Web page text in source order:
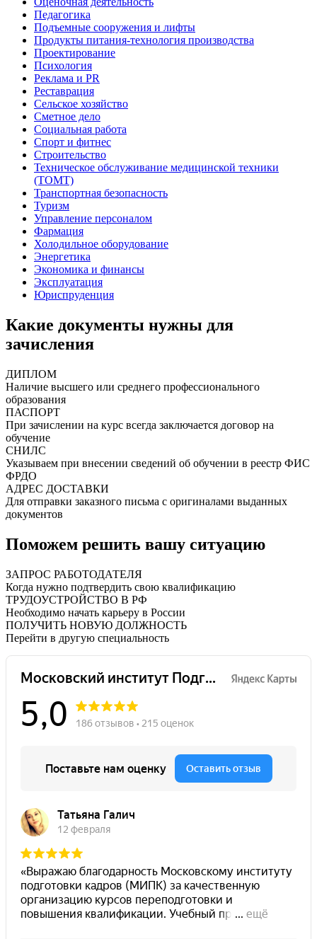
Педагогика
Подъемные сооружения и лифты
Продукты питания-технология производства
Проектирование
Психология
Реклама и PR
Реставрация
Сельское хозяйство
Сметное дело
Социальная работа
Спорт и фитнес
Строительство
Техническое обслуживание медицинской техники
(ТОМТ)
Транспортная безопасность
Туризм
Управление персоналом
Фармация
Холодильное оборудование
Энергетика
Экономика и финансы
Эксплуатация
Юриспруденция
Какие документы нужны для
зачисления
ДИПЛОМ
Наличие высшего или среднего профессионального
образования
ПАСПОРТ
При зачислении на курс всегда заключается договор на
обучение
СНИЛС
Указываем при внесении сведений об обучении в реестр ФИС
ФРДО
АДРЕС ДОСТАВКИ
Для отправки заказного письма с оригиналами выданных
документов
Поможем решить вашу ситуацию
ЗАПРОС РАБОТОДАТЕЛЯ
Когда нужно подтвердить свою квалификацию
ТРУДОУСТРОЙСТВО В РФ
Необходимо начать карьеру в России
ПОЛУЧИТЬ НОВУЮ ДОЛЖНОСТЬ
Перейти в другую специальность